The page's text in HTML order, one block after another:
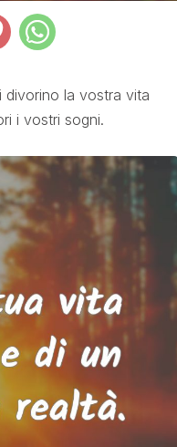
divorino la vostra vita
i vostri sogni.